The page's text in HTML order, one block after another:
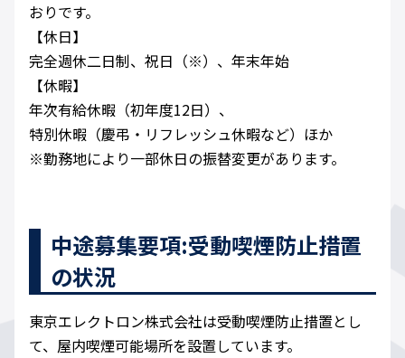
おりです。
【休日】
完全週休二日制、祝日（※）、年末年始
【休暇】
年次有給休暇（初年度12日）、
特別休暇（慶弔・リフレッシュ休暇など）ほか
※勤務地により一部休日の振替変更があります。
中途募集要項:受動喫煙防止措置
の状況
東京エレクトロン株式会社は受動喫煙防止措置とし
て、屋内喫煙可能場所を設置しています。